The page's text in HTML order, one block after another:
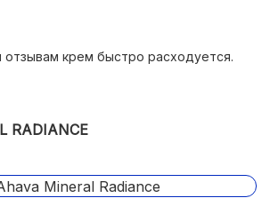
крем быстро расходуется.
RADIANCE